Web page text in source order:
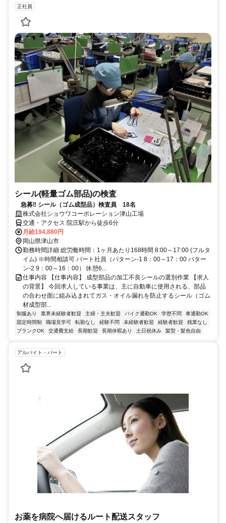
正社員
シール(軽量ゴム部品)の検査
急募‼ シール（ゴム成型品）検査員 18名
株式会社ショウワコーポレーション津山工場
交通・アクセス 院庄駅から徒歩6分
月給194,880円
岡山県津山市
勤務時間詳細 総労働時間：1ヶ月あたり168時間 8:00～17:00 (フルタ
イム) ※時間相談可 パート社員（パターン‐1 8：00～17：00 パター
ン‐2 9：00～16：00） 休憩6...
仕事内容 【仕事内容】 成型部品の加工不良シールの選別作業 【求人
の背景】 今回求人している事業は、主に自動車に使用される、部品
の合わせ面に組み込まれてガス・オイル漏れを防止するシール（ゴム
材成型部...
制服あり 業界未経験者歓迎 主婦・主夫歓迎 バイク通勤OK 学歴不問
車通勤OK
固定時間制
職場見学可 転勤なし 経験不問 未経験者歓迎 経験者歓迎
残業なし
ブランクOK
交通費支給 長期歓迎 長期休暇あり 土日祝休み 髪型・髪色自由
アルバイト・パート
お薬を病院へ届けるルート配送スタッフ